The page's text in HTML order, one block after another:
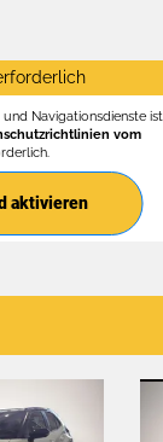
Navigationsdienste ist
vom
aktivieren